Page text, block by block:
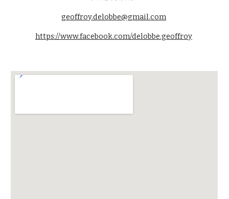
geoffroy.delobbe@gmail.com
https://www.facebook.com/delobbe.geoffroy